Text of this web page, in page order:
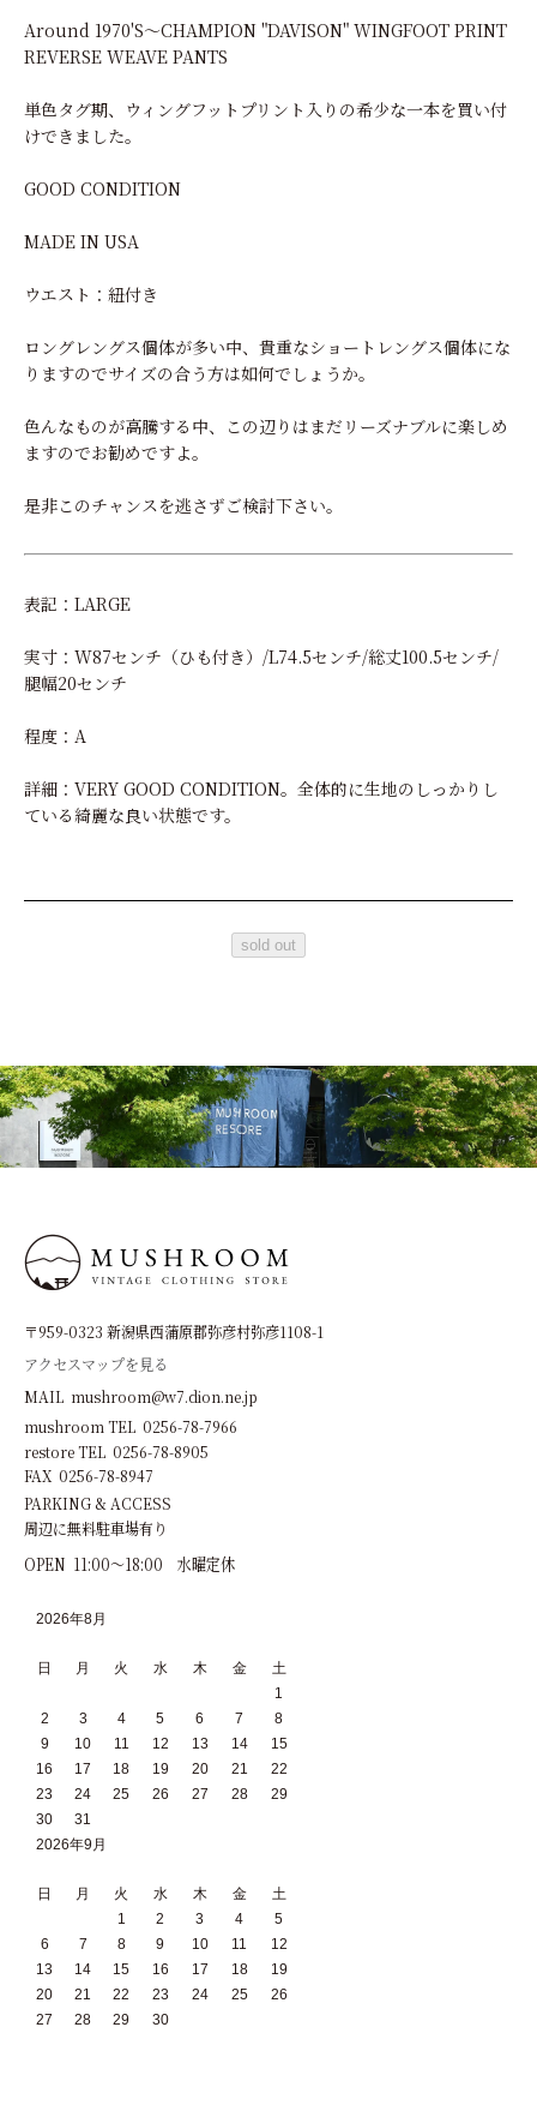
Around 1970'S～CHAMPION "DAVISON" WINGFOOT PRINT
REVERSE WEAVE PANTS
単色タグ期、ウィングフットプリント入りの希少な一本を買い付
けできました。
GOOD CONDITION
MADE IN USA
ウエスト：紐付き
ロングレングス個体が多い中、貴重なショートレングス個体にな
りますのでサイズの合う方は如何でしょうか。
色んなものが高騰する中、この辺りはまだリーズナブルに楽しめ
ますのでお勧めですよ。
是非このチャンスを逃さずご検討下さい。
表記：LARGE
実寸：W87センチ（ひも付き）/L74.5センチ/総丈100.5センチ/
腿幅20センチ
程度：A
詳細：VERY GOOD CONDITION。全体的に生地のしっかりし
ている綺麗な良い状態です。
sold out
〒959-0323 新潟県西蒲原郡弥彦村弥彦1108-1
アクセスマップを見る
MAIL mushroom@w7.dion.ne.jp
mushroom TEL 0256-78-7966
restore TEL 0256-78-8905
FAX 0256-78-8947
PARKING & ACCESS
周辺に無料駐車場有り
OPEN 11:00～18:00 水曜定休
2026年8月
日 月 火 水 木 金
土
1
2
3 4 5 6 7
8
9
10 11 12 13 14
15
16
17 18 19 20 21
22
23
24 25 26 27 28
29
30
31
2026年9月
日 月 火 水 木 金
土
1
2 3 4
5
6
7 8 9 10 11
12
13
14 15 16 17 18
19
20
21 22 23 24 25
26
27
28 29 30